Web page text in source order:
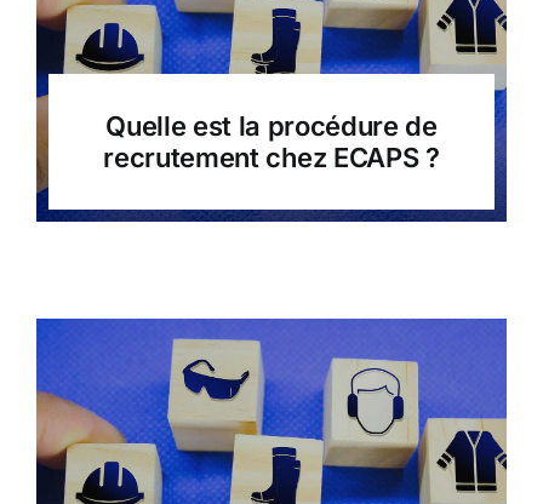
Quelle est la procédure de
recrutement chez ECAPS ?